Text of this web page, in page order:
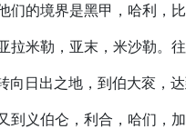
们的境界是黑甲，哈利，比
拉米勒，亚末，米沙勒。
向日出之地，到伯大衮，
到义伯仑，利合，哈们，加